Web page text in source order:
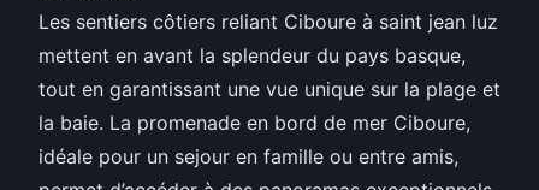
Les sentiers côtiers reliant Ciboure à saint jean luz
mettent en avant la splendeur du pays basque,
tout en garantissant une vue unique sur la plage et
la baie. La promenade en bord de mer Ciboure,
idéale pour un sejour en famille ou entre amis,